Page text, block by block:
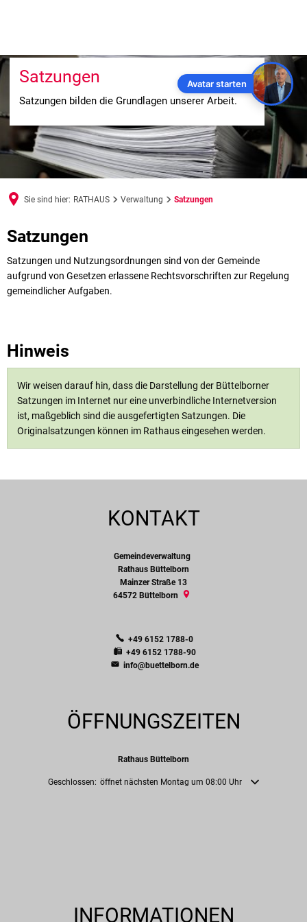
Satzungen
Satzungen bilden die Grundlagen unserer Arbeit.
Sie sind hier: RATHAUS Verwaltung Satzungen
Satzungen
Satzungen
Satzungen und Nutzungsordnungen sind von der Gemeinde
aufgrund von Gesetzen erlassene Rechtsvorschriften zur Regelung
gemeindlicher Aufgaben.
Hinweis
Wir weisen darauf hin, dass die Darstellung der Büttelborner
Satzungen im Internet nur eine unverbindliche Internetversion
ist, maßgeblich sind die ausgefertigten Satzungen. Die
Originalsatzungen können im Rathaus eingesehen werden.
KONTAKT
Gemeindeverwaltung
Rathaus Büttelborn
Mainzer Straße 13
64572 Büttelborn
+49 6152 1788-0
+49 6152 1788-90
info@buettelborn.de
ÖFFNUNGSZEITEN
Rathaus Büttelborn
Klicken, um weitere Öffnungs- oder Schließzeiten auszublenden
Geschlossen: öffnet nächsten Montag um 08:00 Uhr
INFORMATIONEN
Avatar starten